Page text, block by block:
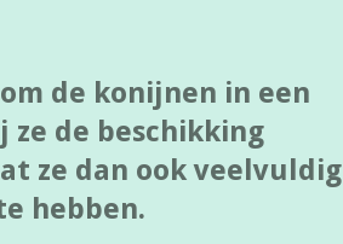
de konijnen in een
de beschikking
ze dan ook veelvuldig
hebben.